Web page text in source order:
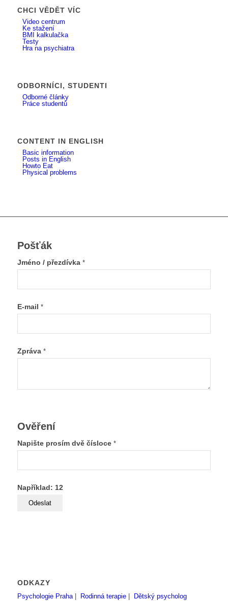
CHCI VĚDĚT VÍC
Video centrum
Ke stažení
BMI kalkulačka
Testy
Hra na psychiatra
ODBORNÍCI, STUDENTI
Odborné články
Práce studentů
CONTENT IN ENGLISH
Basic information
Posts in English
Howto Eat
Physical problems
Pošťák
Jméno / přezdívka *
E-mail *
Zpráva *
Ověření
Napište prosím dvě čísloce *
Například: 12
ODKAZY
Psychologie Praha| Rodinná terapie|
Dětský psycholog